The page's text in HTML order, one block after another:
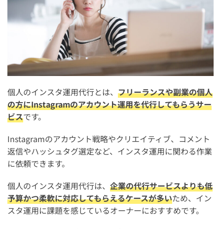
個人 vs 代理店（企業）のインスタ代行の費用相場の比較
代理店では月額10万円以上が主流だがチームで運用
個人は安価だが一人ですべて対応するため限界もある
コストだけでなく成果や安心感とのバランスで判断するの
インスタ代行を依頼するなら「StorePro Assist」がおす
すめ
飲食店特化のInstagram運用代行を月額10万円〜提供（初
期費用無料）
個人依頼にはない充実サポート
個人のインスタ運用代行の料金相場に関するよくある質
問
個人のインスタ運用代行とは、 フリーランスや副業の個人
の方にInstagramのアカウント運用を代行してもらうサー
ビスです。
Instagramのアカウント戦略やクリエイティブ、コメント
返信やハッシュタグ選定など、インスタ運用に関わる作業
に依頼できます。
個人のインスタ運用代行は、 企業の代行サービスよりも低
予算かつ柔軟に対応してもらえるケースが多いため、イン
スタ運用に課題を感じているオーナーにおすすめです。